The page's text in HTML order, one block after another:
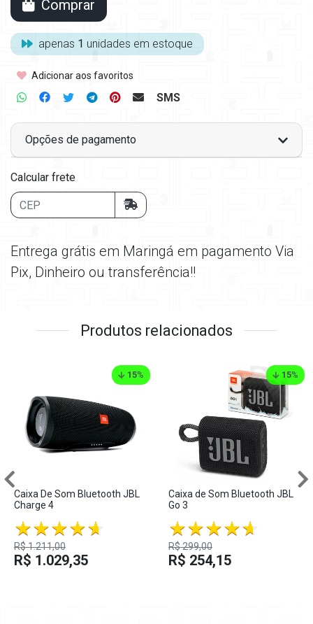
Comprar
apenas 1 unidades em estoque
Adicionar aos favoritos
SMS
Opções de pagamento
Calcular frete
Entrega grátis em Maringá em pagamento Via
Pix, Dinheiro ou transferência!!
Produtos relacionados
15%
Caixa De Som Bluetooth JBL
Charge 4
R$ 1.211,00
R$ 1.029,35
15%
Caixa de Som Bluetooth JBL
Go 3
R$ 299,00
R$ 254,15